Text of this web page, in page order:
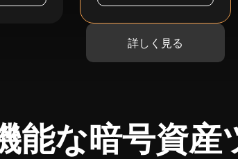
詳しく見る
能な暗号資産